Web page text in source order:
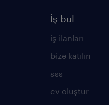
İş bul
iş ilanları
bize katılın
sss
cv oluştur